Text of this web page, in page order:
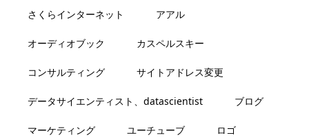
さくらインターネット アアル
オーディオブック カスペルスキー
コンサルティング サイトアドレス変更
データサイエンティスト、datascientist ブログ
マーケティング ユーチューブ ロゴ